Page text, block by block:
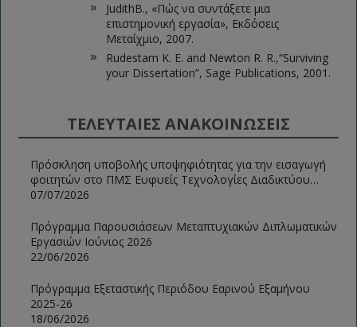
JudithB., «Πώς να συντάξετε μια
επιστημονική εργασία», Εκδόσεις
Μεταίχμιο, 2007.
Rudestam K. E. and Newton R. R.,“Surviving
your Dissertation”, Sage Publications, 2001.
ΤΕΛΕΥΤΑΙΕΣ ΑΝΑΚΟΙΝΩΣΕΙΣ
Πρόσκληση υποβολής υποψηφιότητας για την εισαγωγή
φοιτητών στο ΠΜΣ Ευφυείς Τεχνολογίες Διαδικτύου
2026-2027
07/07/2026
Πρόγραμμα Παρουσιάσεων Μεταπτυχιακών Διπλωματικών
Εργασιών Ιούνιος 2026
22/06/2026
Πρόγραμμα Εξεταστικής Περιόδου Εαρινού Εξαμήνου
2025-26
18/06/2026